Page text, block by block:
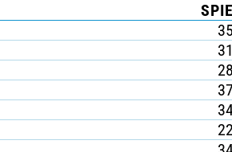
35
31
28
37